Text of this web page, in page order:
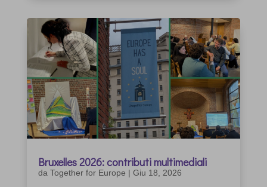
Bruxelles 2026: contributi multimediali
da Together for Europe | Giu 18, 2026